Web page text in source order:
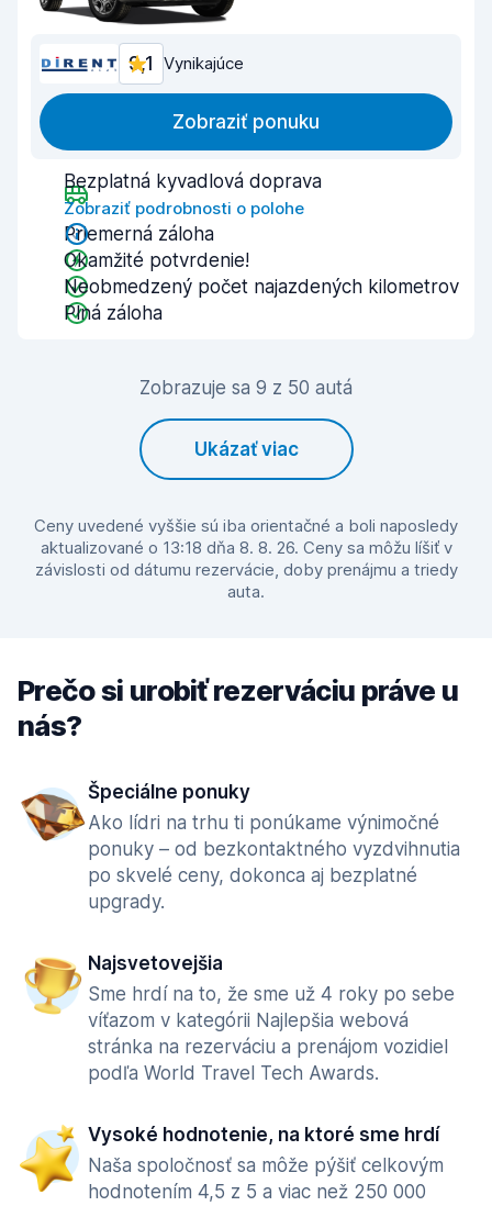
9,1 Vynikajúce
Zobraziť ponuku
Bezplatná kyvadlová doprava
Zobraziť podrobnosti o polohe
Priemerná záloha
Okamžité potvrdenie!
Neobmedzený počet najazdených kilometrov
Plná záloha
Zobrazuje sa 9 z 50 autá
Ukázať viac
Ceny uvedené vyššie sú iba orientačné a boli naposledy
aktualizované o 13:18 dňa 8. 8. 26. Ceny sa môžu líšiť v
závislosti od dátumu rezervácie, doby prenájmu a triedy
auta.
Prečo si urobiť rezerváciu práve u
nás?
Špeciálne ponuky
Ako lídri na trhu ti ponúkame výnimočné
ponuky – od bezkontaktného vyzdvihnutia
po skvelé ceny, dokonca aj bezplatné
upgrady.
Najsvetovejšia
Sme hrdí na to, že sme už 4 roky po sebe
víťazom v kategórii Najlepšia webová
stránka na rezerváciu a prenájom vozidiel
podľa World Travel Tech Awards.
Vysoké hodnotenie, na ktoré sme hrdí
Naša spoločnosť sa môže pýšiť celkovým
hodnotením 4,5 z 5 a viac než 250 000